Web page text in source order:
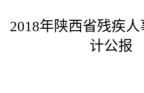
2018年陕西省残疾
计公报